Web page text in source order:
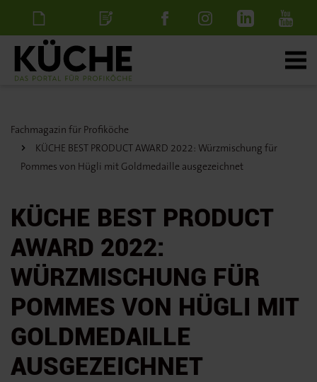
NewsletterStellenanzeige
Fachmagazin für Profiköche
KÜCHE BEST PRODUCT AWARD 2022: Würzmischung für
Pommes von Hügli mit Goldmedaille ausgezeichnet
KÜCHE BEST PRODUCT
AWARD 2022:
WÜRZMISCHUNG FÜR
POMMES VON HÜGLI MIT
GOLDMEDAILLE
AUSGEZEICHNET